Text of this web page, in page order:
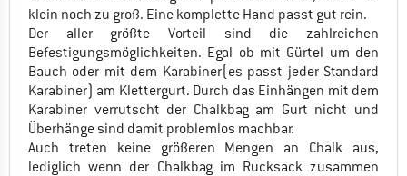
klein noch zu groß. Eine komplette Hand passt gut rein.
Der aller größte Vorteil sind die zahlreichen
Befestigungsmöglichkeiten. Egal ob mit Gürtel um den
Bauch oder mit dem Karabiner(es passt jeder Standard
Karabiner) am Klettergurt. Durch das Einhängen mit dem
Karabiner verrutscht der Chalkbag am Gurt nicht und
Überhänge sind damit problemlos machbar.
Auch treten keine größeren Mengen an Chalk aus,
lediglich wenn der Chalkbag im Rucksack zusammen